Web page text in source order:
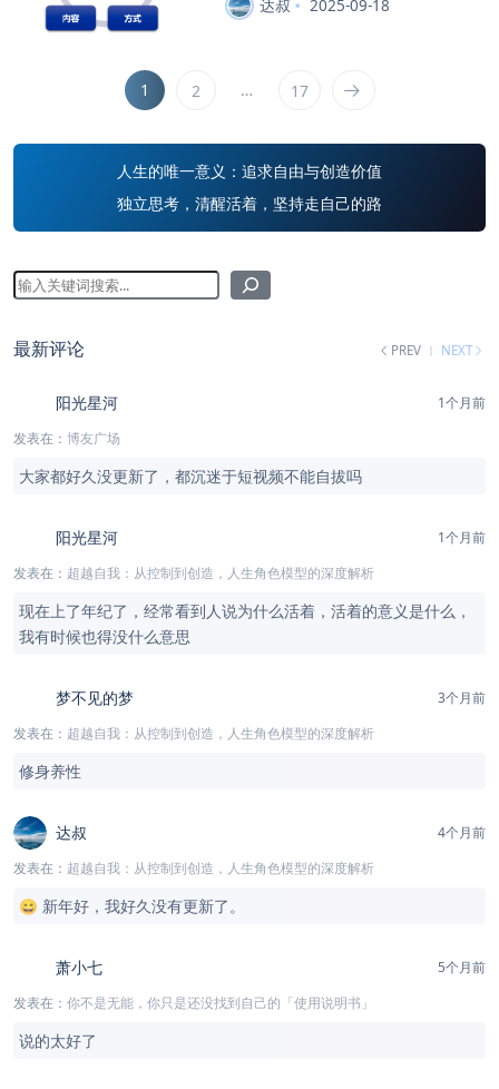
达叔 2025-09-18
1 2 … 17
人生的唯一意义：追求自由与创造价值
独立思考，清醒活着，坚持走自己的路
最新评论 PREV NEXT
阳光星河
1个月前
发表在： 博友广场
大家都好久没更新了，都沉迷于短视频不能自拔吗
阳光星河
1个月前
发表在： 超越自我：从控制到创造，人生角色模型的深度解析
现在上了年纪了，经常看到人说为什么活着，活着的意义是什么，
我有时候也得没什么意思
梦不见的梦
3个月前
发表在： 超越自我：从控制到创造，人生角色模型的深度解析
修身养性
达叔
4个月前
发表在： 超越自我：从控制到创造，人生角色模型的深度解析
😄 新年好，我好久没有更新了。
萧小七
5个月前
发表在： 你不是无能，你只是还没找到自己的「使用说明书」
说的太好了